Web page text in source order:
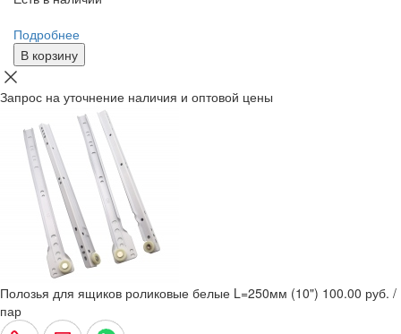
Подробнее
В корзину
Запрос на уточнение наличия и оптовой цены
Полозья для ящиков роликовые белые L=250мм (10") 100.00 руб. /
пар